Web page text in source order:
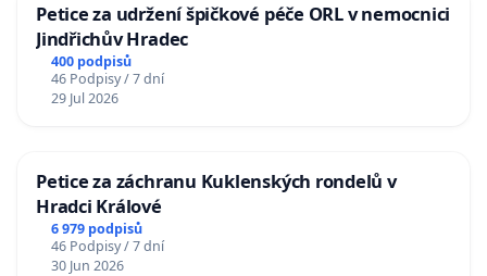
Petice za udržení špičkové péče ORL v nemocnici
Jindřichův Hradec
400 podpisů
46 Podpisy / 7 dní
29 Jul 2026
Petice za záchranu Kuklenských rondelů v
Hradci Králové
6 979 podpisů
46 Podpisy / 7 dní
30 Jun 2026